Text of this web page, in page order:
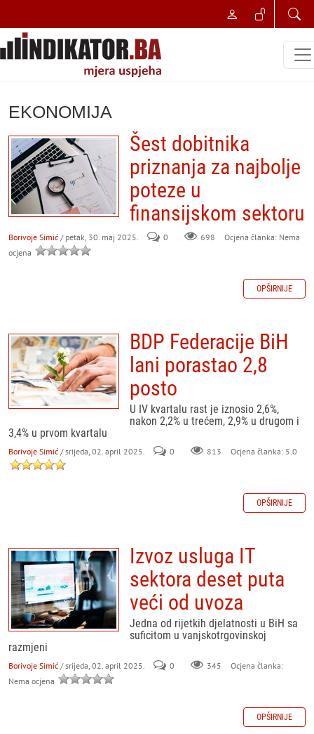
EKONOMIJA
Šest dobitnika
priznanja za najbolje
poteze u
finansijskom sektoru
Borivoje Simić / petak, 30. maj 2025. 0 698
Ocjena članka: Nema
ocjena
OPŠIRNIJE
BDP Federacije BiH
lani porastao 2,8
posto
U IV kvartalu rast je iznosio 2,6%,
nakon 2,2% u trećem, 2,9% u drugom i
3,4% u prvom kvartalu
Borivoje Simić / srijeda, 02. april 2025. 0 813 Ocjena članka: 5.0
OPŠIRNIJE
Izvoz usluga IT
sektora deset puta
veći od uvoza
Jedna od rijetkih djelatnosti u BiH sa
suficitom u vanjskotrgovinskoj
razmjeni
Borivoje Simić / srijeda, 02. april 2025. 0 345
Ocjena članka:
Nema ocjena
OPŠIRNIJE